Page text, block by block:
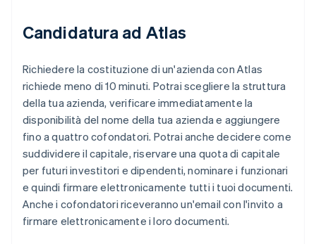
Candidatura ad Atlas
Richiedere la costituzione di un'azienda con Atlas
richiede meno di 10 minuti. Potrai scegliere la struttura
della tua azienda, verificare immediatamente la
disponibilità del nome della tua azienda e aggiungere
fino a quattro cofondatori. Potrai anche decidere come
suddividere il capitale, riservare una quota di capitale
per futuri investitori e dipendenti, nominare i funzionari
e quindi firmare elettronicamente tutti i tuoi documenti.
Anche i cofondatori riceveranno un'email con l'invito a
firmare elettronicamente i loro documenti.